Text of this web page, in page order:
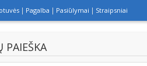
Pagalba Pasiūlymai Straipsniai
PAIEŠKA